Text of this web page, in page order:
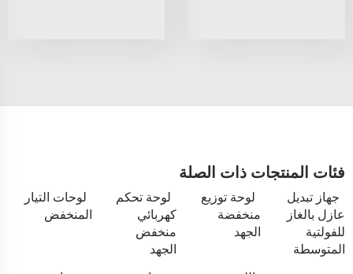
فئات المنتجات ذات الصلة
جهاز تبديل
عازل بالغاز
للفولتية
المتوسطة
لوحة توزيع
منخفضة
الجهد
لوحة تحكم
كهربائي
منخفض
الجهد
لوحات التيار
المنخفض